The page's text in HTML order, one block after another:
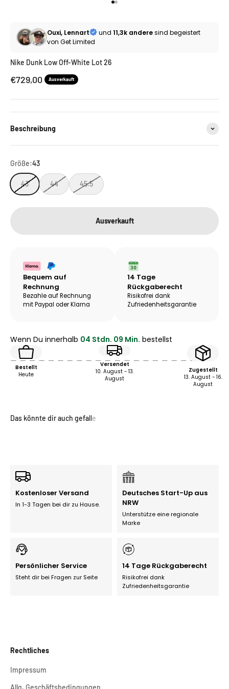
Ouxi, Lennart und 11,3k anderesind begeistert
von Get Limited
Nike Dunk Low Off-White Lot 26
Angebot
€729,00 Ausverkauft
Beschreibung
Größe:43
43 44 45.5
Ausverkauft
Bequem auf
Rechnung
Bezahle auf Rechnung
mit Paypal oder Klarna
14 Tage
Rückgaberecht
Risikofrei dank
Zufriedenheits­garantie
Wenn Du innerhalb 04 Stdn. 09 Min. bestellst
Bestellt
Heute
Versendet
10. August - 13.
August
Zugestellt
13. August - 16.
August
Kostenloser Versand
In 1-3 Tagen bei dir zu Hause.
Deutsches Start-Up aus
NRW
Unterstütze eine regionale
Marke
Persönlicher Service
Steht dir bei Fragen zur Seite
14 Tage Rückgaberecht
Risikofrei dank
Zufriedenheitsgarantie
Rechtliches
Impressum
Allg. Geschäftsbedingungen